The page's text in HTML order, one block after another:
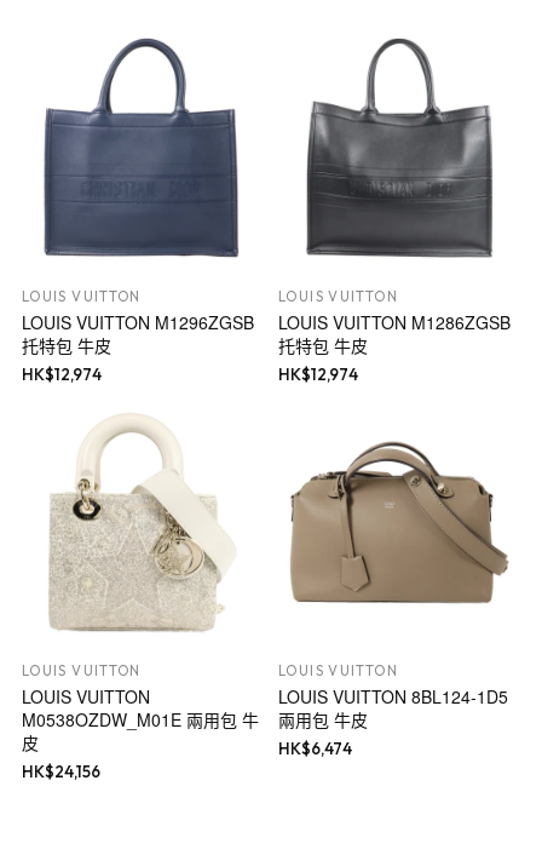
LOUIS VUITTON
LOUIS VUITTON M1296ZGSB
托特包 牛皮
HK$12,974
LOUIS VUITTON
LOUIS VUITTON M1286ZGSB
托特包 牛皮
HK$12,974
LOUIS VUITTON
LOUIS VUITTON
M0538OZDW_M01E 兩用包 牛
皮
HK$24,156
LOUIS VUITTON
LOUIS VUITTON 8BL124-1D5
兩用包 牛皮
HK$6,474